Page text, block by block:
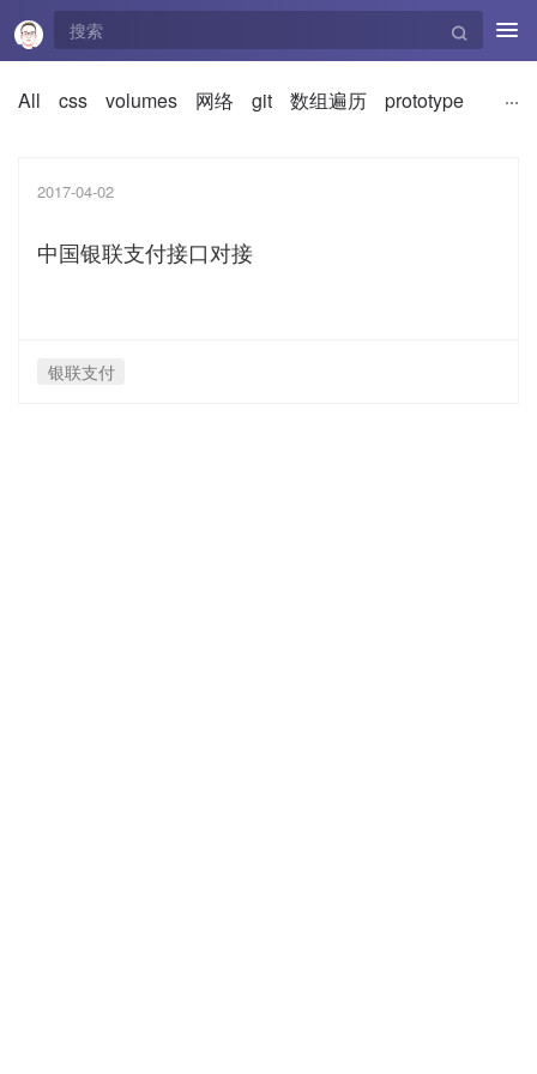
All css volumes 网络 git 数组遍历 prototype
2017-04-02
中国银联支付接口对接
银联支付